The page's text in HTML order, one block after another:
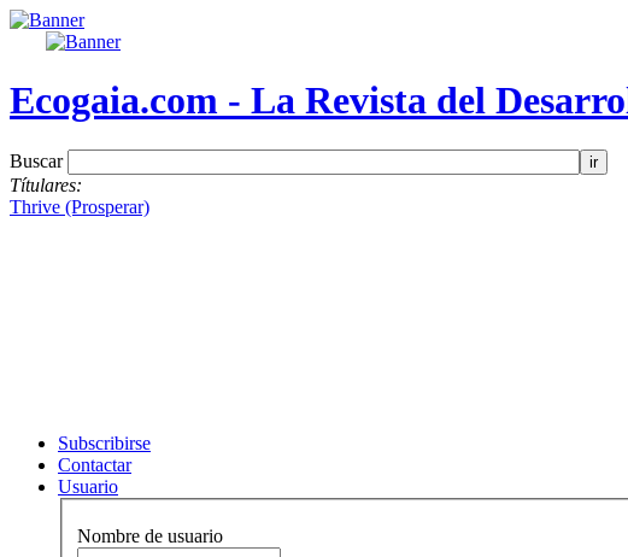
Ecogaia.com - La Revista del
Buscar
Títulares:
Thrive (Prosperar)
Subscribirse
Contactar
Usuario
Nombre de usuario